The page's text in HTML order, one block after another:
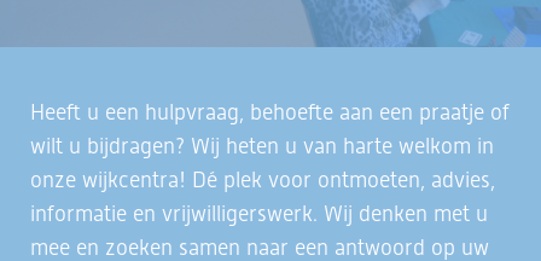
Heeft u een hulpvraag, behoefte aan een praatje of
wilt u bijdragen? Wij heten u van harte welkom in
onze wijkcentra! Dé plek voor ontmoeten, advies,
informatie en vrijwilligerswerk. Wij denken met u
mee en zoeken samen naar een antwoord op uw